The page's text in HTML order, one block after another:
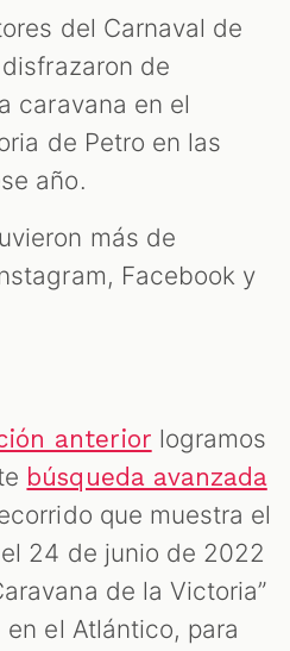
del Carnaval de
de
caravana en el
de Petro en las
año.
más de
Facebook y
anterior logramos
búsqueda avanzada
que muestra el
24 de junio de 2022
de la Victoria”
el Atlántico, para